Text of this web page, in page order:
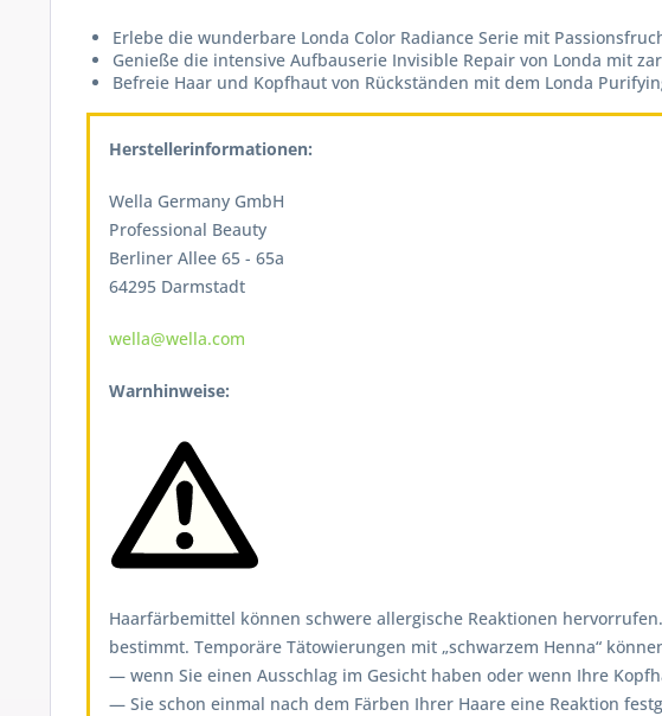
Erlebe die wunderbare Londa Color Radiance Serie mit
Genieße die intensive Aufbauserie Invisible Repair von Londa mit
Befreie Haar und Kopfhaut von Rückständen mit dem Londa
Herstellerinformationen:
Wella Germany GmbH
Professional Beauty
Berliner Allee 65 - 65a
64295 Darmstadt
wella@wella.com
Warnhinweise:
Haarfärbemittel können schwere allergische Reaktionen
bestimmt. Temporäre Tätowierungen mit „schwarzem Henna“
— wenn Sie einen Ausschlag im Gesicht haben oder wenn Ihre
— Sie schon einmal nach dem Färben Ihrer Haare eine Reaktion